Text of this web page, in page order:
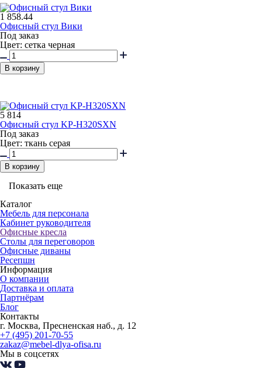
1 858.44
Офисный стул Вики
Под заказ
Цвет: сетка черная
В корзину
5 814
Офисный стул KP-H320SXN
Под заказ
Цвет: ткань серая
В корзину
Показать еще
Каталог
Мебель для персонала
Кабинет руководителя
Офисные кресла
Столы для переговоров
Офисные диваны
Ресепшн
Информация
О компании
Доставка и оплата
Партнёрам
Блог
Контакты
г. Москва, Пресненская наб., д. 12
+7 (495) 201-70-55
zakaz@mebel-dlya-ofisa.ru
Мы в соцсетях